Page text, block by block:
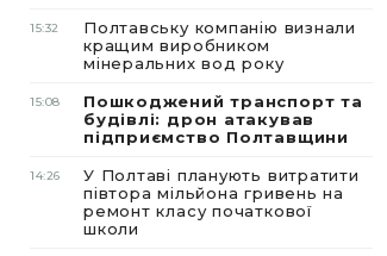
15:32
Полтавську компанію визнали
кращим виробником
мінеральних вод року
15:08
Пошкоджений транспорт та
будівлі: дрон атакував
підприємство Полтавщини
14:26
У Полтаві планують витратити
півтора мільйона гривень на
ремонт класу початкової
школи